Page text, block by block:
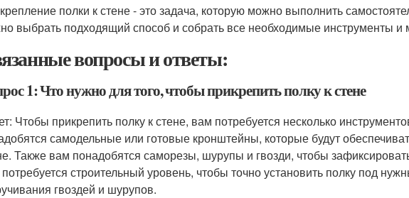
полки к стене - это задача, которую можно выполнить
выбрать подходящий способ и собрать все необходимые инструменты и
вопросы и ответы:
1: Что нужно для того, чтобы прикрепить полку к стене
Чтобы прикрепить полку к стене, вам потребуется несколько
самодельные или готовые кронштейны, которые будут
Также вам понадобятся саморезы, шурупы и гвозди, чтобы
строительный уровень, чтобы точно установить полку под
гвоздей и шурупов.